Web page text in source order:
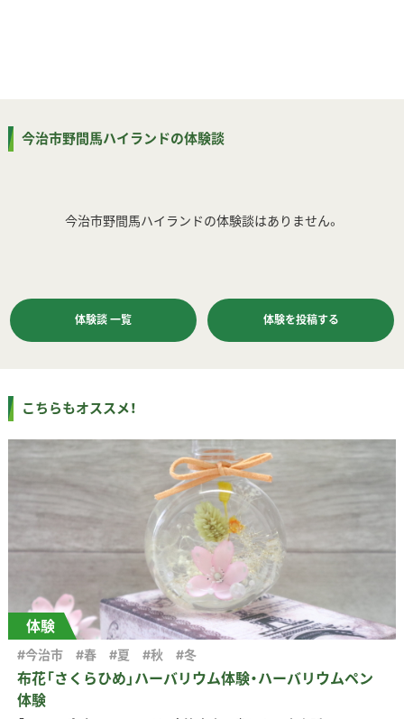
今治市野間馬ハイランドの体験談
今治市野間馬ハイランドの体験談はありません。
体験談 一覧 体験を投稿する
こちらもオススメ！
体験
布花「さくらひめ」ハーバリウム体験・ハーバリウムペン
体験
#今治市 #春 #夏 #秋 #冬